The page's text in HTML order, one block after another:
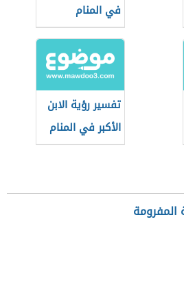
في المنام
تفسير رؤية الابن
الأكبر في المنام
المفرومة